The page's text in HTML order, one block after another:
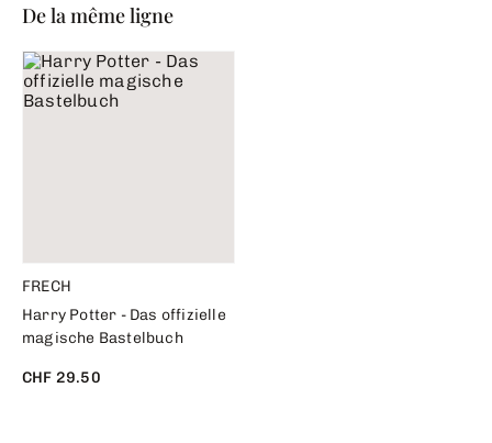
De la même ligne
FRECH
Harry Potter - Das offizielle
magische Bastelbuch
CHF 29.50